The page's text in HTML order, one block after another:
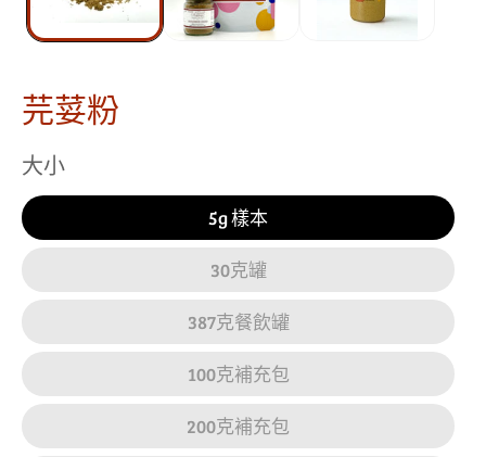
芫荽粉
大小
5g 樣本
30克罐
387克餐飲罐
100克補充包
200克補充包